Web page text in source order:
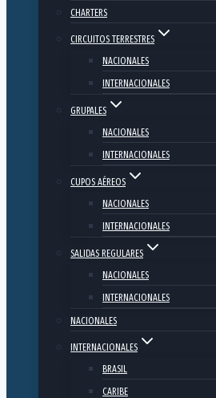
CHARTERS
CIRCUITOS TERRESTRES
NACIONALES
INTERNACIONALES
GRUPALES
NACIONALES
INTERNACIONALES
CUPOS AÉREOS
NACIONALES
INTERNACIONALES
SALIDAS REGULARES
NACIONALES
INTERNACIONALES
NACIONALES
INTERNACIONALES
BRASIL
CARIBE